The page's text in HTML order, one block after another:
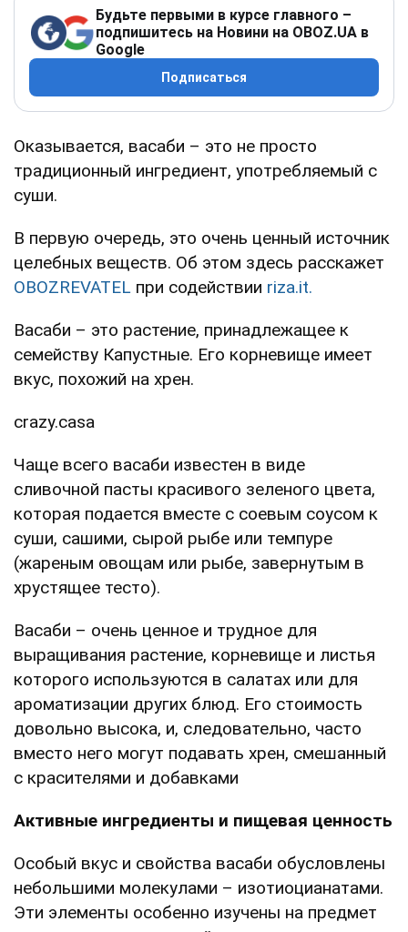
Будьте первыми в курсе главного –
подпишитесь на Новини на OBOZ.UA в
Google
Подписаться
Оказывается, васаби – это не просто
традиционный ингредиент, употребляемый с
суши.
В первую очередь, это очень ценный источник
целебных веществ. Об этом здесь расскажет
OBOZREVATEL при содействии riza.it.
Васаби – это растение, принадлежащее к
семейству Капустные. Его корневище имеет
вкус, похожий на хрен.
crazy.casa
Чаще всего васаби известен в виде
сливочной пасты красивого зеленого цвета,
которая подается вместе с соевым соусом к
суши, сашими, сырой рыбе или темпуре
(жареным овощам или рыбе, завернутым в
хрустящее тесто).
Васаби – очень ценное и трудное для
выращивания растение, корневище и листья
которого используются в салатах или для
ароматизации других блюд. Его стоимость
довольно высока, и, следовательно, часто
вместо него могут подавать хрен, смешанный
с красителями и добавками
Активные ингредиенты и пищевая ценность
Особый вкус и свойства васаби обусловлены
небольшими молекулами – изотиоцианатами.
Эти элементы особенно изучены на предмет